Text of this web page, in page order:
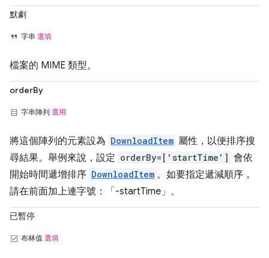
默劇
字串 選填
檔案的 MIME 類型。
orderBy
字串陣列 選用
將這個陣列的元素設為 DownloadItem 屬性，以便排序搜
尋結果。舉例來說，設定 orderBy=['startTime'] 會依
開始時間遞增排序 DownloadItem 。如要指定遞減順序，
請在前面加上連字號：「-startTime」。
已暫停
布林值 選填